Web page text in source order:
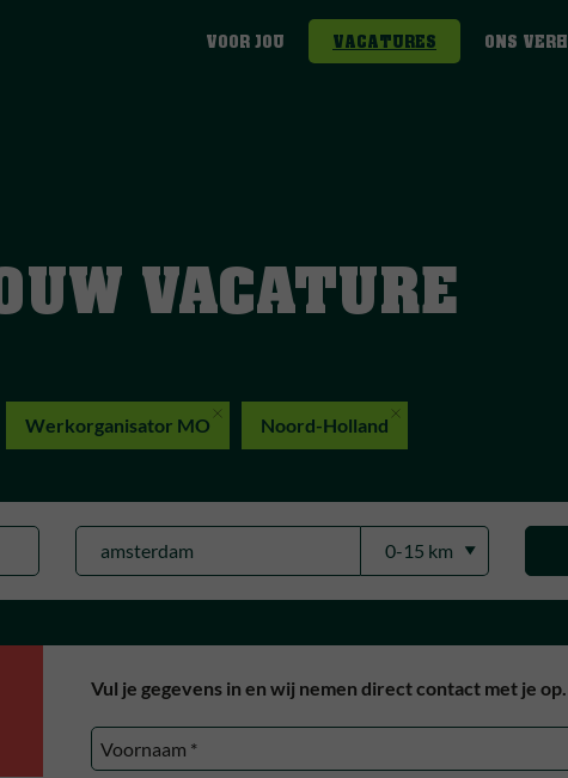
VOOR JOU VACATURES ONS
Werkorganisator MO Noord-Holland
VACATURE
Vul je gegevens in en wij nemen direct contact met je op.